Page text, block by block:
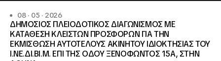
08 · 05 · 2026
ΔΗΜΟΣΙΟΣ ΠΛΕΙΟΔΟΤΙΚΟΣ ΔΙΑΓΩΝΙΣΜΟΣ ΜΕ
ΚΑΤΑΘΕΣΗ ΚΛΕΙΣΤΩΝ ΠΡΟΣΦΟΡΩΝ ΓΙΑ ΤΗΝ
ΕΚΜΙΣΘΩΣΗ ΑΥΤΟΤΕΛΟΥΣ ΑΚΙΝΗΤΟΥ ΙΔΙΟΚΤΗΣΙΑΣ ΤΟΥ
Ι.ΝΕ.ΔΙ.ΒΙ.Μ. ΕΠΙ ΤΗΣ ΟΔΟΥ ΞΕΝΟΦΩΝΤΟΣ 15Α, ΣΤΗΝ